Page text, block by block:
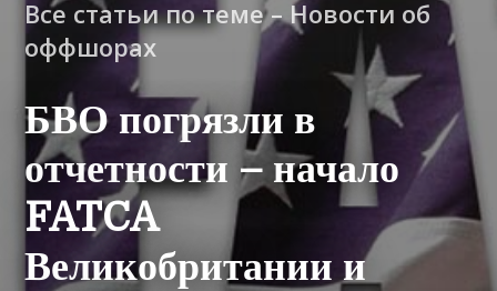
Все статьи по теме – Новости об
оффшорах
БВО погрязли в
отчетности – начало
FATCA
Великобритании и